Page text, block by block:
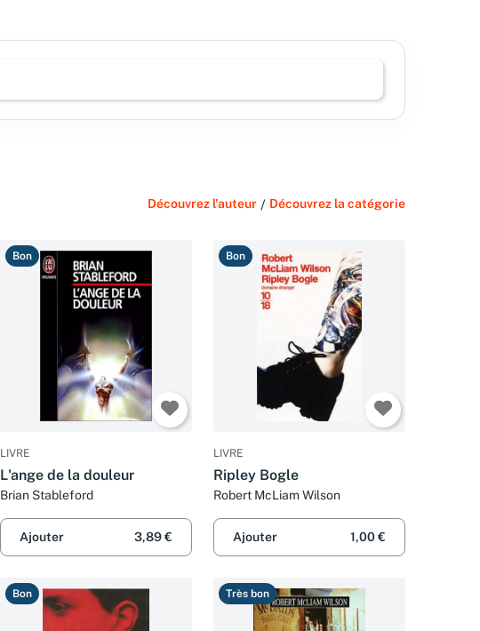
Découvrez l'auteur / Découvrez la catégorie
Bon
LIVRE
L'ange de la douleur
Brian Stableford
Ajouter 3,89 €
Bon
LIVRE
Ripley Bogle
Robert McLiam Wilson
Ajouter 1,00 €
Bon Très bon